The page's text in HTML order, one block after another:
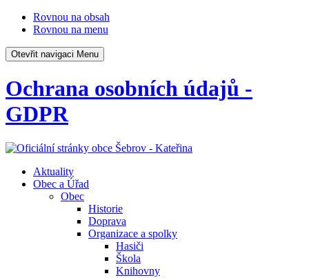
Rovnou na obsah
Rovnou na menu
Otevřit navigaci Menu
Ochrana osobních údajů -
GDPR
Aktuality
Obec a Úřad
Obec
Historie
Doprava
Organizace a spolky
Hasiči
Škola
Knihovny